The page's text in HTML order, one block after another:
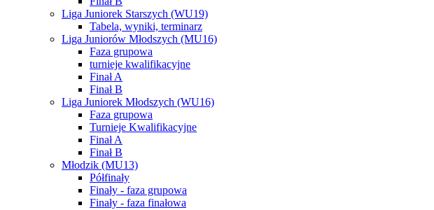
Liga Juniorek Starszych (WU19)
Tabela, wyniki, terminarz
Liga Juniorów Młodszych (MU16)
Faza grupowa
turnieje kwalifikacyjne
Finał A
Finał B
Liga Juniorek Młodszych (WU16)
Faza grupowa
Turnieje Kwalifikacyjne
Finał A
Finał B
Młodzik (MU13)
Półfinały
Finały - faza grupowa
Finały - faza finałowa